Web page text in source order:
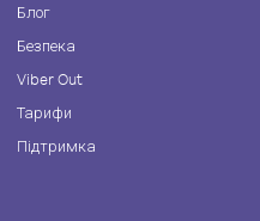
Блог
Безпека
Viber Out
Тарифи
Підтримка